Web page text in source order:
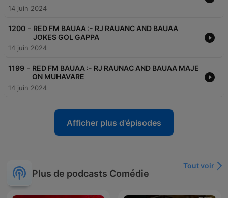
14 juin 2024
1200 - RED FM BAUAA :- RJ RAUANC AND BAUAA
JOKES GOL GAPPA
14 juin 2024
1199 - RED FM BAUAA :- RJ RAUNAC AND BAUAA MAJE
ON MUHAVARE
14 juin 2024
Afficher plus d'épisodes
Plus de podcasts Comédie
Tout voir